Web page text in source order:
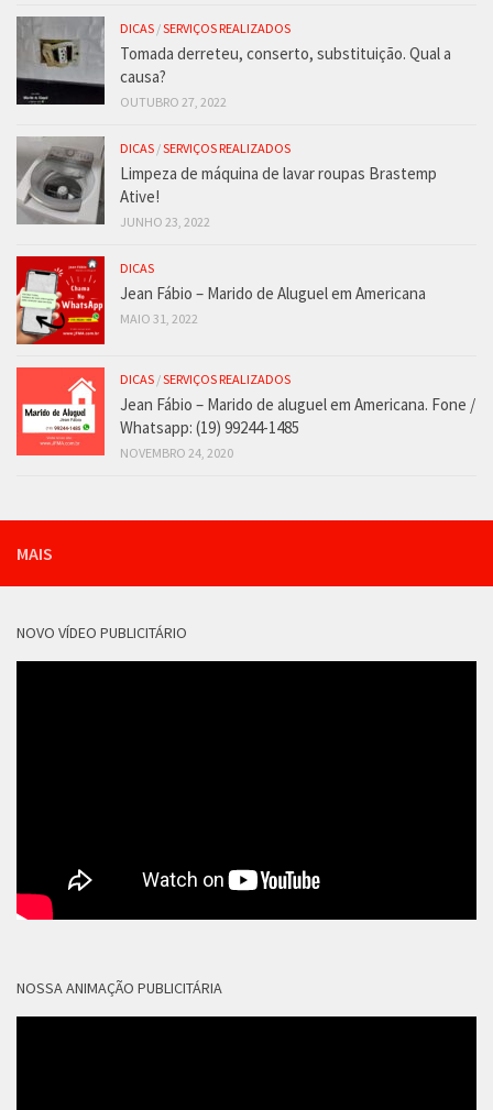
DICAS /SERVIÇOS REALIZADOS
Tomada derreteu, conserto, substituição. Qual a
causa?
OUTUBRO 27, 2022
DICAS /SERVIÇOS REALIZADOS
Limpeza de máquina de lavar roupas Brastemp
Ative!
JUNHO 23, 2022
DICAS
Jean Fábio – Marido de Aluguel em Americana
MAIO 31, 2022
DICAS /SERVIÇOS REALIZADOS
Jean Fábio – Marido de aluguel em Americana. Fone /
Whatsapp: (19) 99244-1485
NOVEMBRO 24, 2020
MAIS
NOVO VÍDEO PUBLICITÁRIO
NOSSA ANIMAÇÃO PUBLICITÁRIA